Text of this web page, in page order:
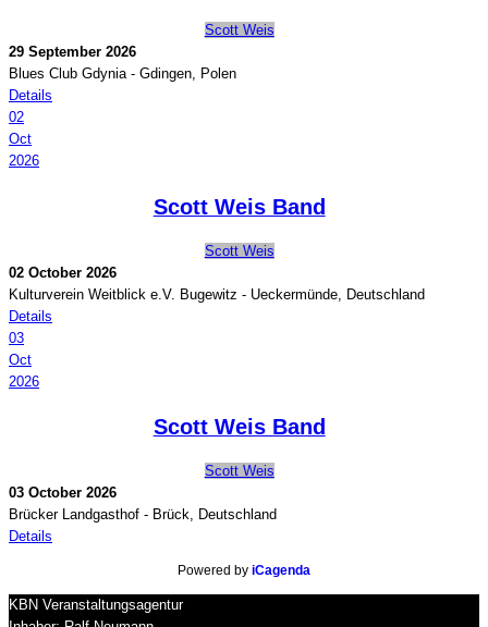
Scott Weis
29 September 2026
Blues Club Gdynia - Gdingen, Polen
Details
02
Oct
2026
Scott Weis Band
Scott Weis
02 October 2026
Kulturverein Weitblick e.V. Bugewitz - Ueckermünde, Deutschland
Details
03
Oct
2026
Scott Weis Band
Scott Weis
03 October 2026
Brücker Landgasthof - Brück, Deutschland
Details
Powered by iCagenda
KBN Veranstaltungsagentur